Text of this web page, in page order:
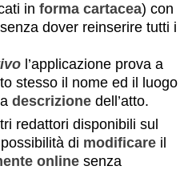
in forma cartacea) con
dover reinserire tutti i
l’applicazione prova a
stesso il nome ed il luogo
descrizione dell’atto.
redattori disponibili sul
di modificare il
online senza